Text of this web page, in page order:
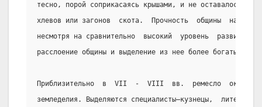
тесно, порой соприкасаясь крышами, и не оставалось
хлевов или загонов  скота.  Прочность  общины  на
несмотря на сравнительно  высокий  уровень  развития
расслоение общины и выделение из нее более богатых
Приблизительно  в  VII  -  VIII  вв.  ремесло
земледелия. Выделяются специалисты—кузнецы,